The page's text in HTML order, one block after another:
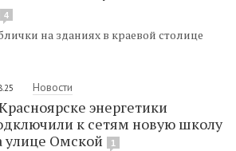
4
на зданиях в краевой столице
Новости
энергетики
к сетям новую школу
улице Омской
1